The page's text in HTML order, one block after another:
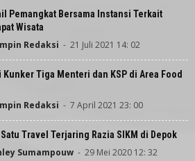
Pemangkat Bersama Instansi Terkait
Wisata
Redaksi - 21 Juli 2021 14: 02
Tiga Menteri dan KSP di Area Food
Redaksi - 7 April 2021 23: 00
Travel Terjaring Razia SIKM di Depok
Sumampouw - 29 Mei 2020 12: 32